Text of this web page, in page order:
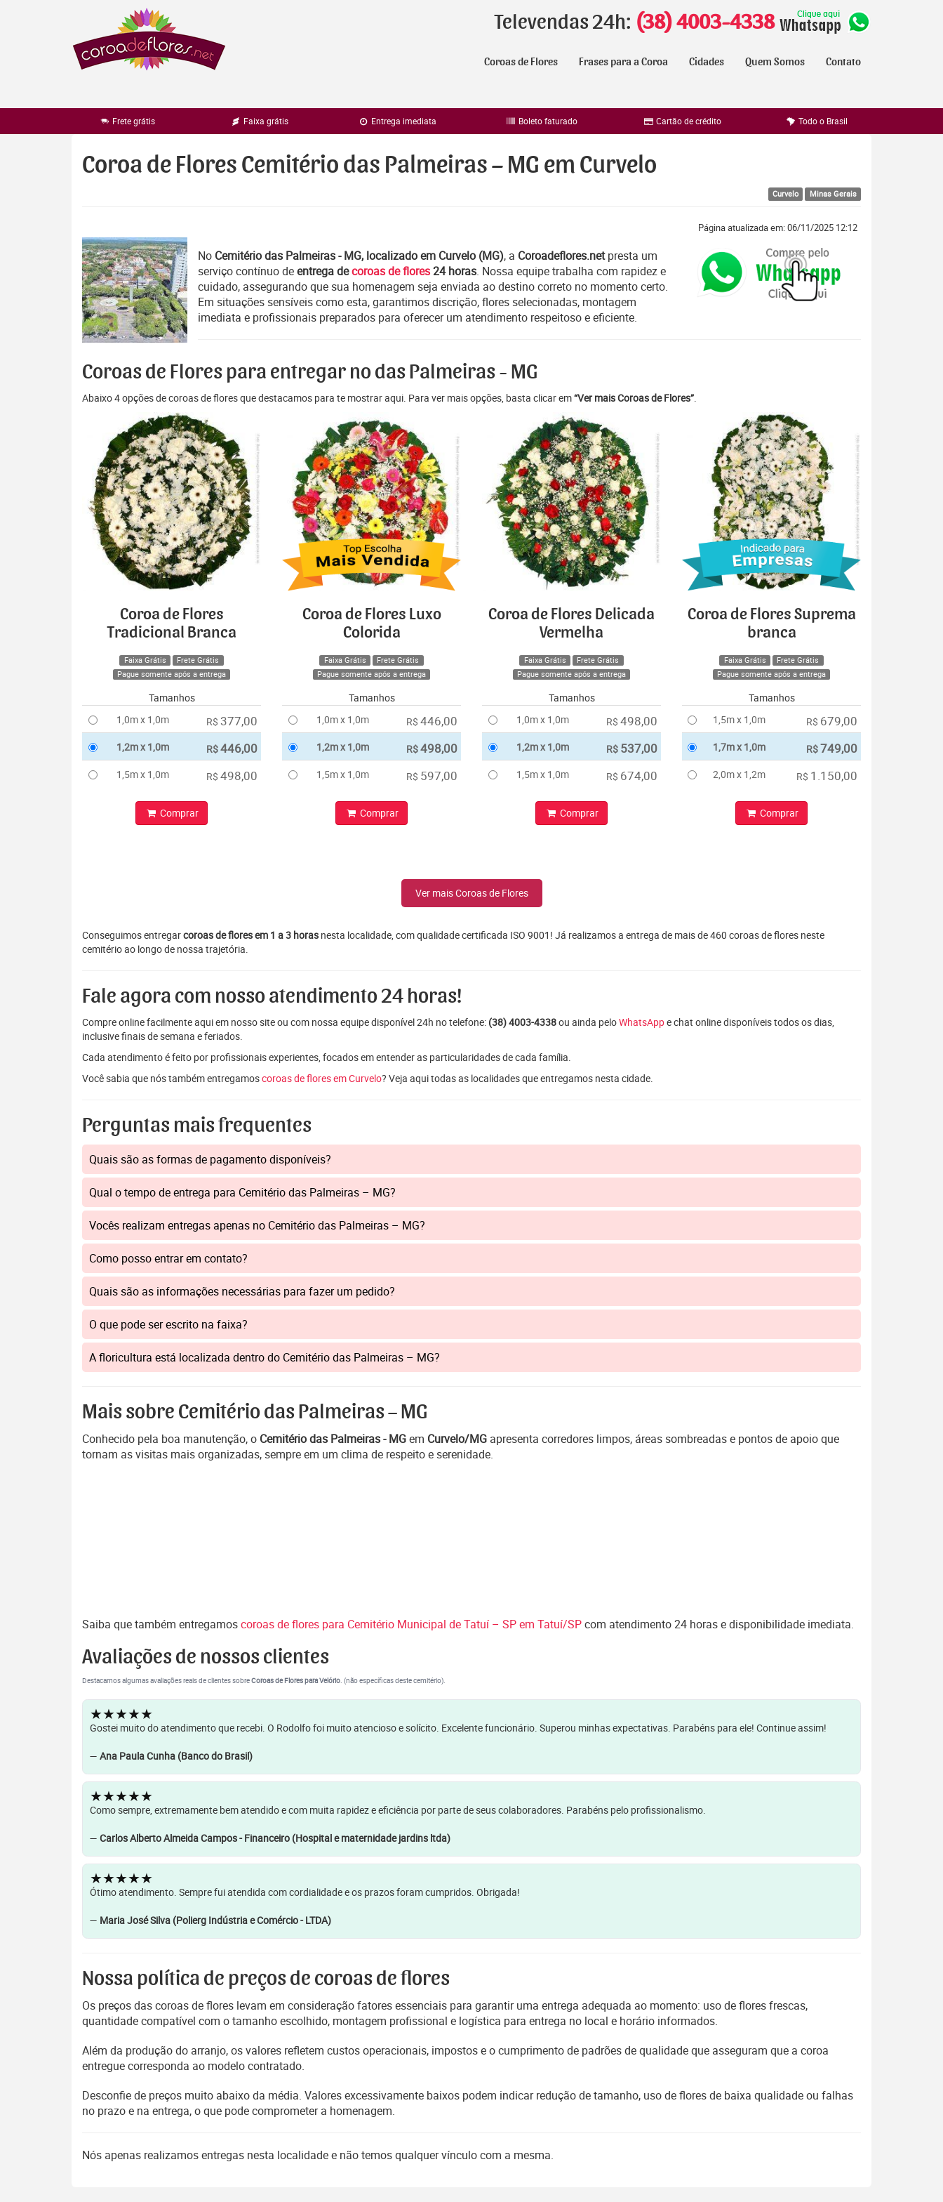
Televendas 24h: (38) 4003-4338
Coroas de Flores Frases para a Coroa Cidades Quem Somos Contato
Frete grátis Faixa grátis Entrega imediata Boleto faturado Cartão de crédito Todo o Brasil
Coroa de Flores Cemitério das Palmeiras – MG em Curvelo
Curvelo Minas Gerais
Página atualizada em: 06/11/2025 12:12
No Cemitério das Palmeiras - MG, localizado em Curvelo (MG), a Coroadeflores.netpresta um
serviço contínuo deentrega decoroas de flores24 horas. Nossa equipe trabalha com rapidez e
cuidado, assegurando que sua homenagem seja enviada ao destino correto no momento certo.
Em situações sensíveis como esta, garantimos discrição, flores selecionadas, montagem
imediata e profissionais preparados para oferecer um atendimento respeitoso e eficiente.
Coroas de Flores para entregar no das Palmeiras - MG
Abaixo 4 opções de coroas de flores que destacamos para te mostrar aqui. Para ver mais opções, basta clicar em“Ver mais Coroas de Flores”.
Coroa de Flores
Tradicional Branca
Faixa Grátis
Frete Grátis
Pague somente após a entrega
Tamanhos
1,0m x 1,0m
R$ 377,00
1,2m x 1,0m R$446,00
1,5m x 1,0m R$ 498,00
Comprar
Coroa de Flores Luxo
Colorida
Faixa Grátis
Frete Grátis
Pague somente após a entrega
Tamanhos
1,0m x 1,0m
R$ 446,00
1,2m x 1,0m R$498,00
1,5m x 1,0m R$ 597,00
Comprar
Coroa de Flores Delicada
Vermelha
Faixa Grátis
Frete Grátis
Pague somente após a entrega
Tamanhos
1,0m x 1,0m
R$ 498,00
1,2m x 1,0m R$ 537,00
1,5m x 1,0m R$ 674,00
Comprar
Coroa de Flores Suprema
branca
Faixa Grátis
Frete Grátis
Pague somente após a entrega
Tamanhos
1,5m x 1,0m
R$ 679,00
1,7m x 1,0m R$749,00
2,0m x 1,2m R$ 1.150,00
Comprar
Ver mais Coroas de Flores
Conseguimos entregarcoroas de flores em 1 a 3 horas nesta localidade, com qualidade certificada ISO 9001! Já realizamos a entrega de mais de 460 coroas de flores neste
cemitério ao longo de nossa trajetória.
Fale agora com nosso atendimento 24 horas!
Compre online facilmente aqui em nosso site ou com nossa equipe disponível 24h no telefone: (38) 4003-4338ou ainda peloWhatsAppe chat online disponíveis todos os dias,
inclusive finais de semana e feriados.
Cada atendimento é feito por profissionais experientes, focados em entender as particularidades de cada família.
Você sabia que nós também entregamoscoroas de flores em Curvelo? Veja aqui todas as localidades que entregamos nesta cidade.
Perguntas mais frequentes
Quais são as formas de pagamento disponíveis?
Qual o tempo de entrega para Cemitério das Palmeiras – MG?
Vocês realizam entregas apenas no Cemitério das Palmeiras – MG?
Como posso entrar em contato?
Quais são as informações necessárias para fazer um pedido?
O que pode ser escrito na faixa?
A floricultura está localizada dentro do Cemitério das Palmeiras – MG?
Mais sobre Cemitério das Palmeiras – MG
Conhecido pela boa manutenção, o Cemitério das Palmeiras - MGem Curvelo/MG apresenta corredores limpos, áreas sombreadas e pontos de apoio que
tornam as visitas mais organizadas, sempre em um clima de respeito e serenidade.
Saiba que também entregamoscoroas de flores para Cemitério Municipal de Tatuí – SP em Tatuí/SPcom atendimento 24 horas e disponibilidade imediata.
Avaliações de nossos clientes
Destacamos algumas avaliações reais de clientes sobreCoroas de Flores para Velório. (não específicas deste cemitério).
★★★★★
Gostei muito do atendimento que recebi. O Rodolfo foi muito atencioso e solícito. Excelente funcionário. Superou minhas expectativas. Parabéns para ele! Continue assim!
— Ana Paula Cunha (Banco do Brasil)
★★★★★
Como sempre, extremamente bem atendido e com muita rapidez e eficiência por parte de seus colaboradores. Parabéns pelo profissionalismo.
— Carlos Alberto Almeida Campos - Financeiro (Hospital e maternidade jardins ltda)
★★★★★
Ótimo atendimento. Sempre fui atendida com cordialidade e os prazos foram cumpridos. Obrigada!
— Maria José Silva (Polierg Indústria e Comércio - LTDA)
Nossa política de preços de coroas de flores
Os preços das coroas de flores levam em consideração fatores essenciais para garantir uma entrega adequada ao momento: uso de flores frescas,
quantidade compatível com o tamanho escolhido, montagem profissional e logística para entrega no local e horário informados.
Além da produção do arranjo, os valores refletem custos operacionais, impostos e o cumprimento de padrões de qualidade que asseguram que a coroa
entregue corresponda ao modelo contratado.
Desconfie de preços muito abaixo da média. Valores excessivamente baixos podem indicar redução de tamanho, uso de flores de baixa qualidade ou falhas
no prazo e na entrega, o que pode comprometer a homenagem.
Nós apenas realizamos entregas nesta localidade e não temos qualquer vínculo com a mesma.